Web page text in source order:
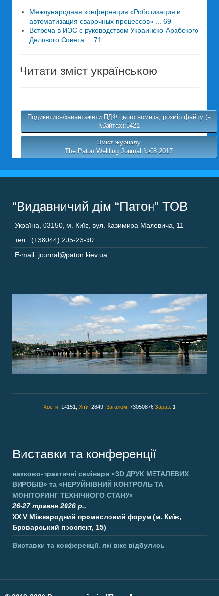
Международная конференция «Роботизация и
автоматизация сварочных процессов» ... 69
Встреча в ИЭС с руководством Украинско-Арабского
Делового Совета ... 71
Читати зміст українською
Подивитися/завантажити ПДФ цього номера, розмір файлу (в
Кбайтах):5421
Зміст журналу
The Paton Welding Journal №08 2017
“Видавничий дім “Патон” ТОВ
Україна 03150 м. Київ, вул. Казимира Малевича, 11
тел.: (+38044) 205-23-90
E-mail: journal@paton.kiev.ua
Хости: 14151, Хіти: 2849, Загалом: 73050876 Зараз: 1
Виставки та конференції
науково-практичні семінари «3D ДРУК МЕТАЛЕВИХ
ВИРОБІВ» та «НЕРУЙНІВНИЙ КОНТРОЛЬ ТА
МОНІТОРИНГ ТЕХНІЧНОГО СТАНУ»
26-27 травня 2026 р.,
XXIV Міжнародний промисловий форум (м. Київ,
Броварський проспект, 15)
Виставки та конференції, які вже відбулись